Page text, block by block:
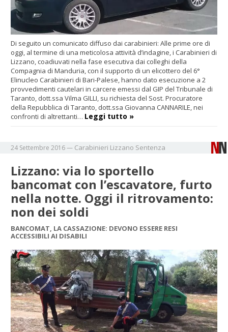
Di seguito un comunicato diffuso dai carabinieri: Alle prime ore di
oggi, al termine di una meticolosa attività d’indagine, i Carabinieri di
Lizzano, coadiuvati nella fase esecutiva dai colleghi della
Compagnia di Manduria, con il supporto di un elicottero del 6°
Elinucleo Carabinieri di Bari-Palese, hanno dato esecuzione a 2
provvedimenti cautelari in carcere emessi dal GIP del Tribunale di
Taranto, dott.ssa Vilma GILLI, su richiesta del Sost. Procuratore
della Repubblica di Taranto, dott.ssa Giovanna CANNARILE, nei
confronti di altrettanti… Leggi tutto »
24 Settembre 2016— Carabinieri Lizzano Sentenza
Lizzano: via lo sportello
bancomat con l’escavatore, furto
nella notte. Oggi il ritrovamento:
non dei soldi
BANCOMAT, LA CASSAZIONE: DEVONO ESSERE RESI
ACCESSIBILI AI DISABILI